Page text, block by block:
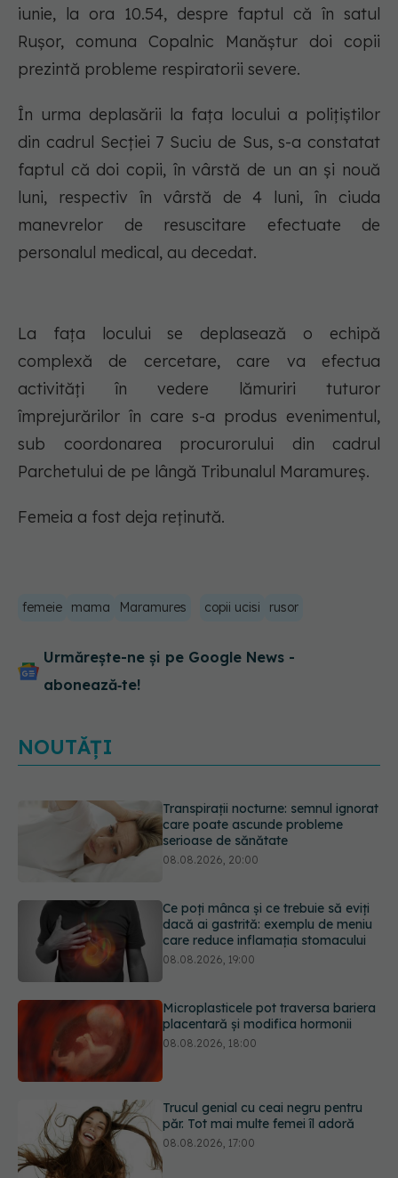
iunie, la ora 10.54, despre faptul că în satul
Rușor, comuna Copalnic Manăștur doi copii
prezintă probleme respiratorii severe.
În urma deplasării la fața locului a polițiștilor
din cadrul Secției 7 Suciu de Sus, s-a constatat
faptul că doi copii, în vârstă de un an și nouă
luni, respectiv în vârstă de 4 luni, în ciuda
manevrelor de resuscitare efectuate de
personalul medical, au decedat.
La fața locului se deplasează o echipă
complexă de cercetare, care va efectua
activități în vedere lămuriri tuturor
împrejurărilor în care s-a produs evenimentul,
sub coordonarea procurorului din cadrul
Parchetului de pe lângă Tribunalul Maramureș.
Femeia a fost deja reținută.
femeie mama Maramures copii ucisi rusor
Urmărește-ne și pe Google News -
abonează‑te!
NOUTĂȚI
Ce poți mânca și ce trebuie să eviți
dacă ai gastrită: exemplu de meniu
care reduce inflamația stomacului
08.08.2026, 19:00
Microplasticele pot traversa bariera
placentară și modifica hormonii
08.08.2026, 18:00
Trucul genial cu ceai negru pentru
păr. Tot mai multe femei îl adoră
08.08.2026, 17:00
Medicamentul folosit de peste 60 de
ani care acționează într-un loc
neașteptat